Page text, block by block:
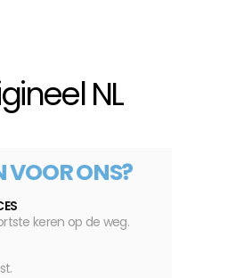
NL
VOOR ONS?
keren op de weg.